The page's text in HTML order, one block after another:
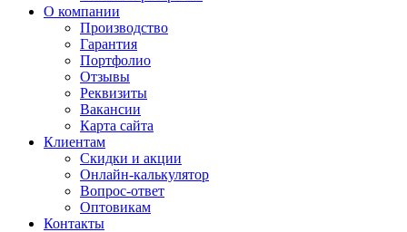
О компании
Производство
Гарантия
Портфолио
Отзывы
Реквизиты
Вакансии
Карта сайта
Клиентам
Скидки и акции
Онлайн-калькулятор
Вопрос-ответ
Оптовикам
Контакты